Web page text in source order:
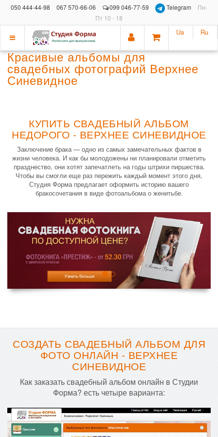
050 444-44-98 067 570-66-06 099 046-77-59 Telegram
Пн-
Пт 10 - 18
Показать
меню
Ua Ru
Красивые альбомы для
свадебных фотографий Верхнее
Синевидное
КУПИТЬ СВАДЕБНЫЙ АЛЬБОМ
НЕДОРОГО - ВЕРХНЕЕ СИНЕВИДНОЕ
Заключение брака — одно из самых замечательных фактов в
жизни человека. И как бы молодожены ни планировали отметить
празднество, они хотят запечатлеть на годы штрихи пиршества.
Чтобы вы смогли еще раз пережить каждый момент этого дня,
Студия Форма предлагает оформить историю вашего
бракосочетания в виде фотоальбома о женитьбе.
СОЗДАТЬ СВАДЕБНЫЙ АЛЬБОМ ДЛЯ
ФОТО ОНЛАЙН - ВЕРХНЕЕ
СИНЕВИДНОЕ
Как заказать свадебный альбом онлайн в Студии
Форма? есть четыре варианта: